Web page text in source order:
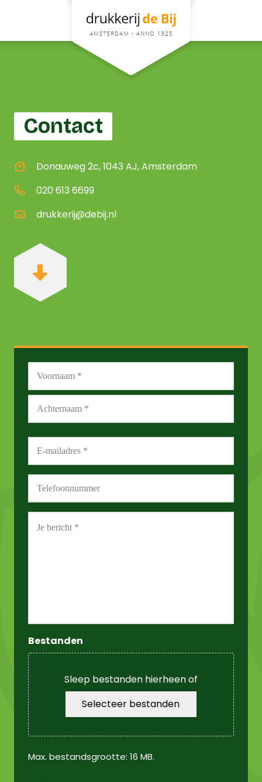
Contact
Donauweg 2c, 1043 AJ, Amsterdam
020 613 6699
drukkerij@debij.nl
mailadres
*
Bestanden
Sleep bestanden hierheen of
Selecteer bestanden
Max. bestandsgrootte: 16 MB.